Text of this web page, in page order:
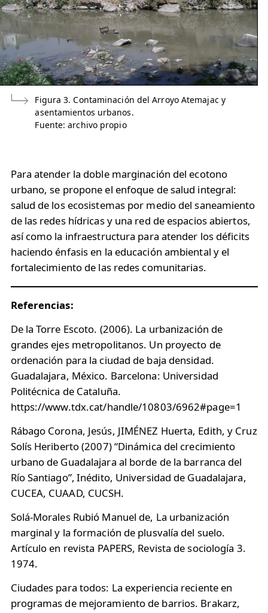
Figura 3. Contaminación del Arroyo Atemajac y
asentamientos urbanos.
Fuente: archivo propio
Para atender la doble marginación del ecotono
urbano, se propone el enfoque de salud integral:
salud de los ecosistemas por medio del saneamiento
de las redes hídricas y una red de espacios abiertos,
así como la infraestructura para atender los déficits
haciendo énfasis en la educación ambiental y el
fortalecimiento de las redes comunitarias.
Referencias:
De la Torre Escoto. (2006). La urbanización de
grandes ejes metropolitanos. Un proyecto de
ordenación para la ciudad de baja densidad.
Guadalajara, México. Barcelona: Universidad
Politécnica de Cataluña.
https://www.tdx.cat/handle/10803/6962#page=1
Rábago Corona, Jesús, JIMÉNEZ Huerta, Edith, y Cruz
Solís Heriberto (2007) “Dinámica del crecimiento
urbano de Guadalajara al borde de la barranca del
Río Santiago”, Inédito, Universidad de Guadalajara,
CUCEA, CUAAD, CUCSH.
Solá-Morales Rubió Manuel de, La urbanización
marginal y la formación de plusvalía del suelo.
Artículo en revista PAPERS, Revista de sociología 3.
1974.
Ciudades para todos: La experiencia reciente en
programas de mejoramiento de barrios. Brakarz,